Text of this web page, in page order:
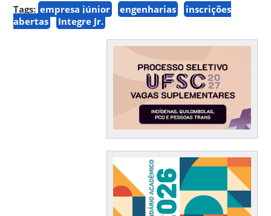
Tags: empresa júnior engenharias
inscrições
abertas
Integre Jr.